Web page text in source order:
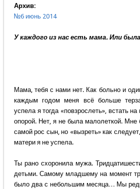
Архив:
№6 июнь 2014
У каждого из нас есть мама. Или
Мама, тебя с нами нет. Как больно и
каждым годом меня всё больше
успела я тогда «повзрослеть», встать
опорой. Нет, я не была малолеткой.
самой рос сын, но «вызреть» как
матери я не успела.
Ты рано схоронила мужа.
детьми. Самому младшему на момент
было два с небольшим месяца… Мы